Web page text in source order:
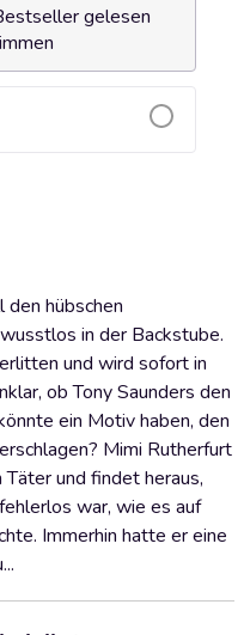
gelesen
hübschen
in der Backstube.
und wird sofort in
ob Tony Saunders den
ein Motiv haben, den
Mimi Rutherfurt
Täter und findet heraus,
war, wie es auf
Immerhin hatte er eine